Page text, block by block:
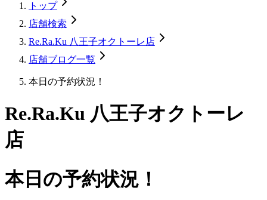
トップ
店舗検索
Re.Ra.Ku 八王子オクトーレ店
店舗ブログ一覧
本日の予約状況！
Re.Ra.Ku 八王子オクトーレ
店
本日の予約状況！